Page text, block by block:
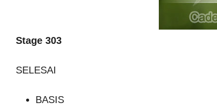
Stage 303
SELESAI
BASIS